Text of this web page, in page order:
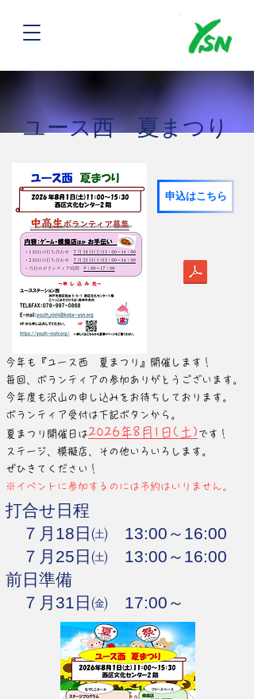
​ユース西 夏まつり
申込はこちら
今年も『ユース西 夏まつり』開催します！
毎回、ボランティアの参加ありがとうございます。
今年度も沢山の申し込みをお待ちしております。
ボランティア受付は下記ボタンから。
夏まつ り開催日は2026​年8月1日(土) です！
ステージ、模擬店、その他いろいろします。
ぜひきてください！
※イベントに参加するのには予約はいりません。
打合せ日程
７月18日㈯ 13:00～16:00
７月25日㈯ 13:00～16:00
前日準備
７月31日㈮ 17:00～